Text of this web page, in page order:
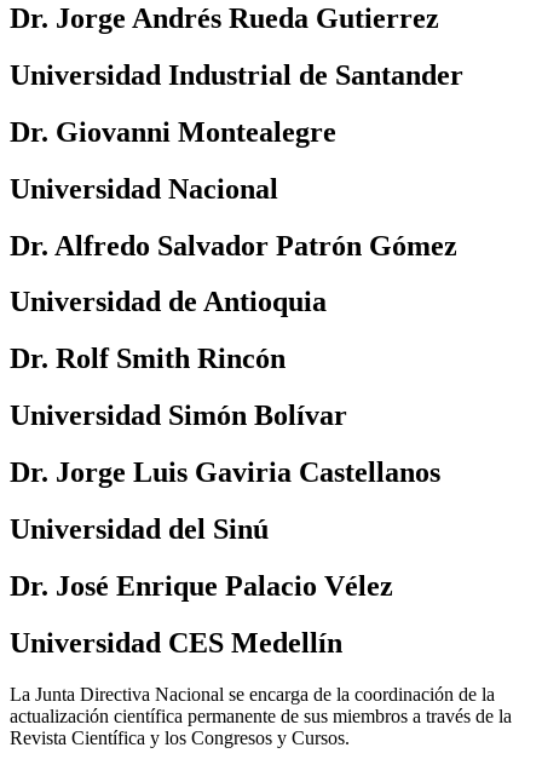
Dr. Jorge Andrés Rueda Gutierrez
Universidad Industrial de Santander
Dr. Giovanni Montealegre
Universidad Nacional
Dr. Alfredo Salvador Patrón Gómez
Universidad de Antioquia
Dr. Rolf Smith Rincón
Universidad Simón Bolívar
Dr. Jorge Luis Gaviria Castellanos
Universidad del Sinú
Dr. José Enrique Palacio Vélez
Universidad CES Medellín
La Junta Directiva Nacional se encarga de la coordinación de la
actualización científica permanente de sus miembros a través de la
Revista Científica y los Congresos y Cursos.